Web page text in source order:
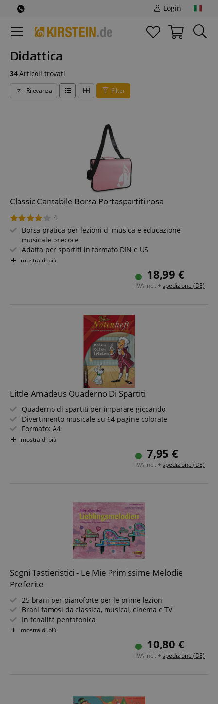
Login
Didattica
34 Articoli trovati
Rilevanza Filter
Classic Cantabile Borsa Portaspartiti rosa
4
Borsa pratica per lezioni di musica e educazione
musicale precoce
Adatta per spartiti in formato DIN e US
Manico e tracolla removibile
Con tasche interne per penne e altri accessori
Bellissimo design con nota sedicesima bianca
mostra di più
18,99 €
IVA.incl. + spedizione (DE)
Little Amadeus Quaderno Di Spartiti
Quaderno di spartiti per imparare giocando
Divertimento musicale su 64 pagine colorate
Formato: A4
Tanta gioia nel disegnare, indovinare e suonare
mostra di più
7,95 €
IVA.incl. + spedizione (DE)
Sogni Tastieristici - Le Mie Primissime Melodie
Preferite
25 brani per pianoforte per le prime lezioni
Brani famosi da classica, musical, cinema e TV
In tonalità pentatonica
Voce di accompagnamento per ogni brano
mostra di più
10,80 €
IVA.incl. + spedizione (DE)